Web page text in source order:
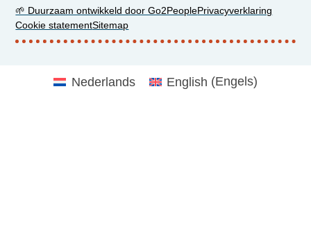
🌱 Duurzaam ontwikkeld door Go2PeoplePrivacyverklaring
Cookie statementSitemap
Nederlands English (Engels)